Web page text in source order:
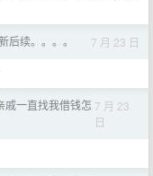
后续。。。。 7 月 23 日
戚一直找我借钱怎 7 月 23
日